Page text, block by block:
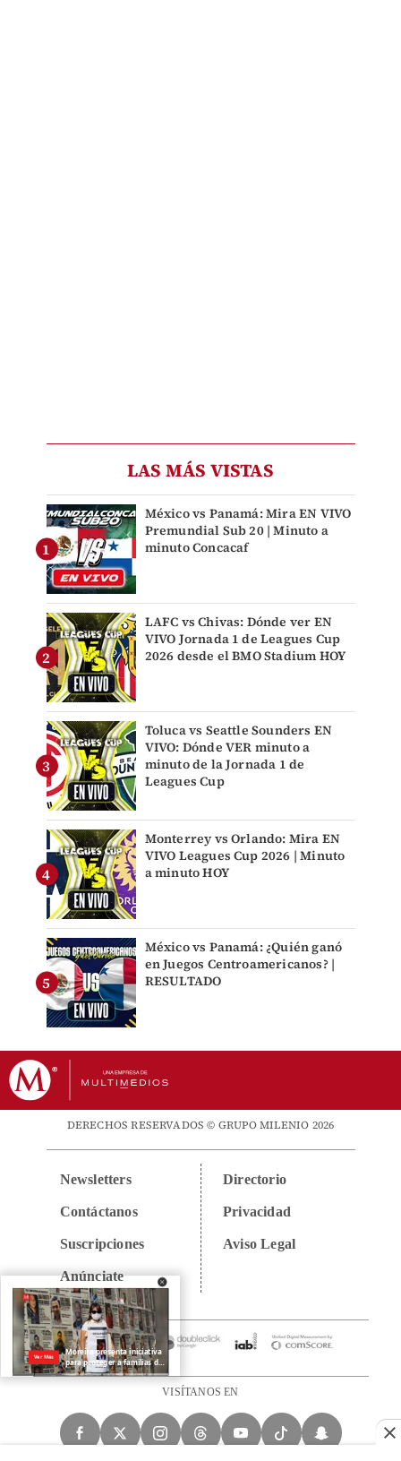
LAS MÁS VISTAS
México vs Panamá: Mira EN VIVO
Premundial Sub 20 | Minuto a
minuto Concacaf
LAFC vs Chivas: Dónde ver EN
VIVO Jornada 1 de Leagues Cup
2026 desde el BMO Stadium HOY
Toluca vs Seattle Sounders EN
VIVO: Dónde VER minuto a
minuto de la Jornada 1 de
Leagues Cup
Monterrey vs Orlando: Mira EN
VIVO Leagues Cup 2026 | Minuto
a minuto HOY
México vs Panamá: ¿Quién ganó
en Juegos Centroamericanos? |
RESULTADO
DERECHOS RESERVADOS © GRUPO MILENIO 2026
Newsletters
Contáctanos
Suscripciones
Anúnciate
Directorio
Privacidad
Aviso Legal
VISÍTANOS EN